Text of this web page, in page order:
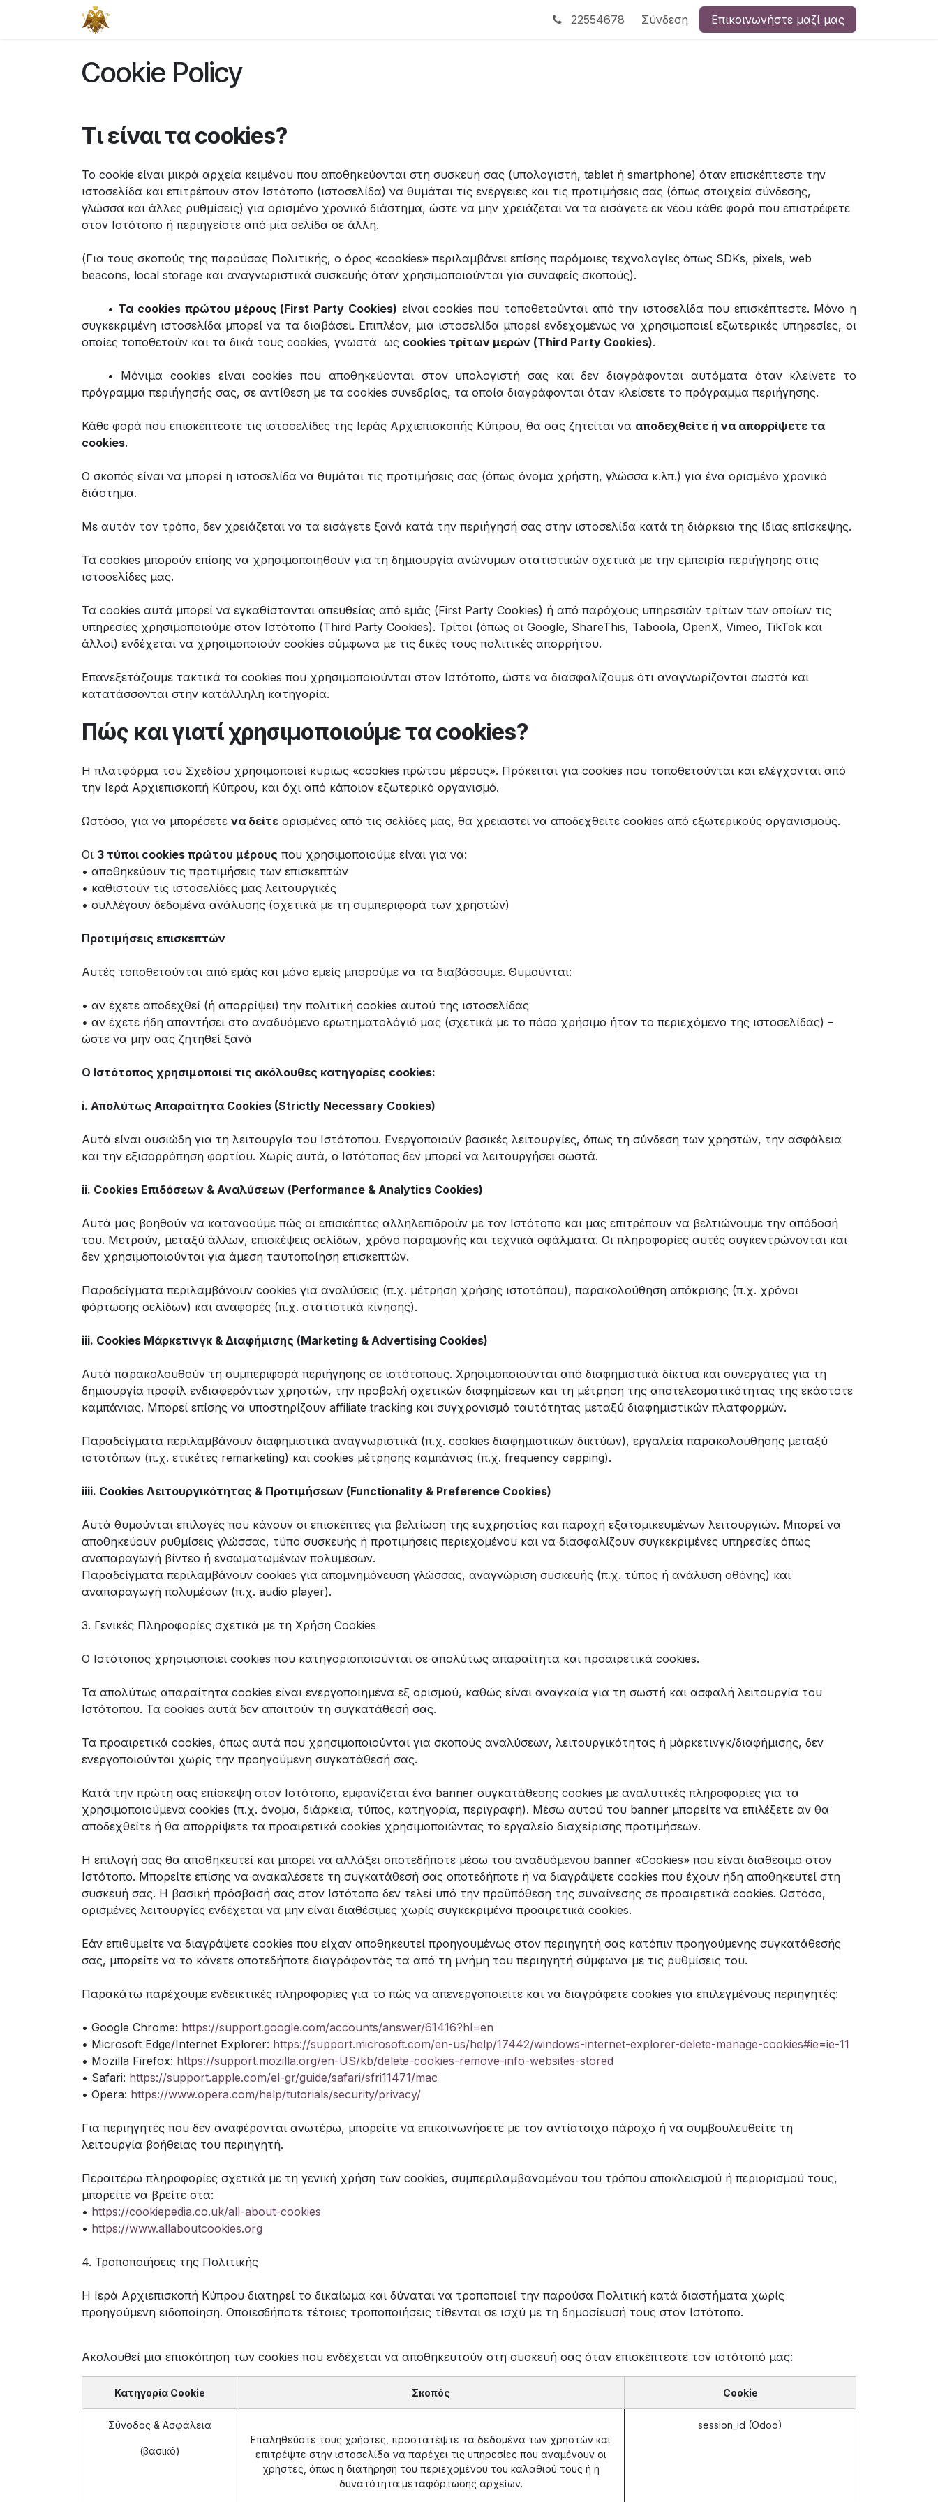
22554678 Σύνδεση Επικοινωνήστε μαζί μας
Cookie Policy
Τι είναι τα cookies?
Το cookie είναι μικρά αρχεία κειμένου που αποθηκεύονται στη συσκευή σας (υπολογιστή, tablet ή smartphone) όταν επισκέπτεστε την
ιστοσελίδα και επιτρέπουν στον Ιστότοπο (ιστοσελίδα) να θυμάται τις ενέργειες και τις προτιμήσεις σας (όπως στοιχεία σύνδεσης,
γλώσσα και άλλες ρυθμίσεις) για ορισμένο χρονικό διάστημα, ώστε να μην χρειάζεται να τα εισάγετε εκ νέου κάθε φορά που επιστρέφετε
στον Ιστότοπο ή περιηγείστε από μία σελίδα σε άλλη.
(Για τους σκοπούς της παρούσας Πολιτικής, ο όρος «cookies» περιλαμβάνει επίσης παρόμοιες τεχνολογίες όπως SDKs, pixels, web
beacons, local storage και αναγνωριστικά συσκευής όταν χρησιμοποιούνται για συναφείς σκοπούς).
​• Τα cookies πρώτου μέρους (First Party Cookies) είναι cookies που τοποθετούνται από την ιστοσελίδα που επισκέπτεστε. Μόνο η
συγκεκριμένη ιστοσελίδα μπορεί να τα διαβάσει. Επιπλέον, μια ιστοσελίδα μπορεί ενδεχομένως να χρησιμοποιεί εξωτερικές υπηρεσίες, οι
οποίες τοποθετούν και τα δικά τους cookies, γνωστά ως cookies τρίτων μερών (Τhird Party Cookies).
​• Μόνιμα cookies είναι cookies που αποθηκεύονται στον υπολογιστή σας και δεν διαγράφονται αυτόματα όταν κλείνετε το
πρόγραμμα περιήγησής σας, σε αντίθεση με τα cookies συνεδρίας, τα οποία διαγράφονται όταν κλείσετε το πρόγραμμα περιήγησης.
Κάθε φορά που επισκέπτεστε τις ιστοσελίδες της Ιεράς Αρχιεπισκοπής Κύπρου, θα σας ζητείται να αποδεχθείτε ή να απορρίψετε τα
cookies.
Ο σκοπός είναι να μπορεί η ιστοσελίδα να θυμάται τις προτιμήσεις σας (όπως όνομα χρήστη, γλώσσα κ.λπ.) για ένα ορισμένο χρονικό
διάστημα.
Με αυτόν τον τρόπο, δεν χρειάζεται να τα εισάγετε ξανά κατά την περιήγησή σας στην ιστοσελίδα κατά τη διάρκεια της ίδιας επίσκεψης.
Τα cookies μπορούν επίσης να χρησιμοποιηθούν για τη δημιουργία ανώνυμων στατιστικών σχετικά με την εμπειρία περιήγησης στις
ιστοσελίδες μας.
Τα cookies αυτά μπορεί να εγκαθίστανται απευθείας από εμάς (First Party Cookies) ή από παρόχους υπηρεσιών τρίτων των οποίων τις
υπηρεσίες χρησιμοποιούμε στον Ιστότοπο (Τhird Party Cookies). Τρίτοι (όπως οι Google, ShareThis, Taboola, OpenX, Vimeo, TikTok και
άλλοι) ενδέχεται να χρησιμοποιούν cookies σύμφωνα με τις δικές τους πολιτικές απορρήτου.
Επανεξετάζουμε τακτικά τα cookies που χρησιμοποιούνται στον Ιστότοπο, ώστε να διασφαλίζουμε ότι αναγνωρίζονται σωστά και
κατατάσσονται στην κατάλληλη κατηγορία.
Πώς και γιατί χρησιμοποιούμε τα cookies?
Η πλατφόρμα του Σχεδίου χρησιμοποιεί κυρίως «cookies πρώτου μέρους». Πρόκειται για cookies που τοποθετούνται και ελέγχονται από
την Ιερά Αρχιεπισκοπή Κύπρου, και όχι από κάποιον εξωτερικό οργανισμό.
Ωστόσο, για να μπορέσετε να δείτε ορισμένες από τις σελίδες μας, θα χρειαστεί να αποδεχθείτε cookies από εξωτερικούς οργανισμούς.
Οι 3 τύποι cookies πρώτου μέρους που χρησιμοποιούμε είναι για να:
• αποθηκεύουν τις προτιμήσεις των επισκεπτών
• καθιστούν τις ιστοσελίδες μας λειτουργικές
• συλλέγουν δεδομένα ανάλυσης (σχετικά με τη συμπεριφορά των χρηστών)
Προτιμήσεις επισκεπτών
Αυτές τοποθετούνται από εμάς και μόνο εμείς μπορούμε να τα διαβάσουμε. Θυμούνται:
• αν έχετε αποδεχθεί (ή απορρίψει) την πολιτική cookies αυτού της ιστοσελίδας
• αν έχετε ήδη απαντήσει στο αναδυόμενο ερωτηματολόγιό μας (σχετικά με το πόσο χρήσιμο ήταν το περιεχόμενο της ιστοσελίδας) –
ώστε να μην σας ζητηθεί ξανά
Ο Ιστότοπος χρησιμοποιεί τις ακόλουθες κατηγορίες cookies:
i. Απολύτως Απαραίτητα Cookies (Strictly Necessary Cookies)
Αυτά είναι ουσιώδη για τη λειτουργία του Ιστότοπου. Ενεργοποιούν βασικές λειτουργίες, όπως τη σύνδεση των χρηστών, την ασφάλεια
και την εξισορρόπηση φορτίου. Χωρίς αυτά, ο Ιστότοπος δεν μπορεί να λειτουργήσει σωστά.
ii. Cookies Επιδόσεων & Αναλύσεων (Performance & Analytics Cookies)
Αυτά μας βοηθούν να κατανοούμε πώς οι επισκέπτες αλληλεπιδρούν με τον Ιστότοπο και μας επιτρέπουν να βελτιώνουμε την απόδοσή
του. Μετρούν, μεταξύ άλλων, επισκέψεις σελίδων, χρόνο παραμονής και τεχνικά σφάλματα. Οι πληροφορίες αυτές συγκεντρώνονται και
δεν χρησιμοποιούνται για άμεση ταυτοποίηση επισκεπτών.
Παραδείγματα περιλαμβάνουν cookies για αναλύσεις (π.χ. μέτρηση χρήσης ιστοτόπου), παρακολούθηση απόκρισης (π.χ. χρόνοι
φόρτωσης σελίδων) και αναφορές (π.χ. στατιστικά κίνησης).
iii. Cookies Μάρκετινγκ & Διαφήμισης (Marketing & Advertising Cookies)
Αυτά παρακολουθούν τη συμπεριφορά περιήγησης σε ιστότοπους. Χρησιμοποιούνται από διαφημιστικά δίκτυα και συνεργάτες για τη
δημιουργία προφίλ ενδιαφερόντων χρηστών, την προβολή σχετικών διαφημίσεων και τη μέτρηση της αποτελεσματικότητας της εκάστοτε
καμπάνιας. Μπορεί επίσης να υποστηρίζουν affiliate tracking και συγχρονισμό ταυτότητας μεταξύ διαφημιστικών πλατφορμών.
Παραδείγματα περιλαμβάνουν διαφημιστικά αναγνωριστικά (π.χ. cookies διαφημιστικών δικτύων), εργαλεία παρακολούθησης μεταξύ
ιστοτόπων (π.χ. ετικέτες remarketing) και cookies μέτρησης καμπάνιας (π.χ. frequency capping).
iiii. Cookies Λειτουργικότητας & Προτιμήσεων (Functionality & Preference Cookies)
Αυτά θυμούνται επιλογές που κάνουν οι επισκέπτες για βελτίωση της ευχρηστίας και παροχή εξατομικευμένων λειτουργιών. Μπορεί να
αποθηκεύουν ρυθμίσεις γλώσσας, τύπο συσκευής ή προτιμήσεις περιεχομένου και να διασφαλίζουν συγκεκριμένες υπηρεσίες όπως
αναπαραγωγή βίντεο ή ενσωματωμένων πολυμέσων.
Παραδείγματα περιλαμβάνουν cookies για απομνημόνευση γλώσσας, αναγνώριση συσκευής (π.χ. τύπος ή ανάλυση οθόνης) και
αναπαραγωγή πολυμέσων (π.χ. audio player).
3. Γενικές Πληροφορίες σχετικά με τη Χρήση Cookies
Ο Ιστότοπος χρησιμοποιεί cookies που κατηγοριοποιούνται σε απολύτως απαραίτητα και προαιρετικά cookies.
Τα απολύτως απαραίτητα cookies είναι ενεργοποιημένα εξ ορισμού, καθώς είναι αναγκαία για τη σωστή και ασφαλή λειτουργία του
Ιστότοπου. Τα cookies αυτά δεν απαιτούν τη συγκατάθεσή σας.
Τα προαιρετικά cookies, όπως αυτά που χρησιμοποιούνται για σκοπούς αναλύσεων, λειτουργικότητας ή μάρκετινγκ/διαφήμισης, δεν
ενεργοποιούνται χωρίς την προηγούμενη συγκατάθεσή σας.
Κατά την πρώτη σας επίσκεψη στον Ιστότοπο, εμφανίζεται ένα banner συγκατάθεσης cookies με αναλυτικές πληροφορίες για τα
χρησιμοποιούμενα cookies (π.χ. όνομα, διάρκεια, τύπος, κατηγορία, περιγραφή). Μέσω αυτού του banner μπορείτε να επιλέξετε αν θα
αποδεχθείτε ή θα απορρίψετε τα προαιρετικά cookies χρησιμοποιώντας το εργαλείο διαχείρισης προτιμήσεων.
Η επιλογή σας θα αποθηκευτεί και μπορεί να αλλάξει οποτεδήποτε μέσω του αναδυόμενου banner «Cookies» που είναι διαθέσιμο στον
Ιστότοπο. Μπορείτε επίσης να ανακαλέσετε τη συγκατάθεσή σας οποτεδήποτε ή να διαγράψετε cookies που έχουν ήδη αποθηκευτεί στη
συσκευή σας. Η βασική πρόσβασή σας στον Ιστότοπο δεν τελεί υπό την προϋπόθεση της συναίνεσης σε προαιρετικά cookies. Ωστόσο,
ορισμένες λειτουργίες ενδέχεται να μην είναι διαθέσιμες χωρίς συγκεκριμένα προαιρετικά cookies.
Εάν επιθυμείτε να διαγράψετε cookies που είχαν αποθηκευτεί προηγουμένως στον περιηγητή σας κατόπιν προηγούμενης συγκατάθεσής
σας, μπορείτε να το κάνετε οποτεδήποτε διαγράφοντάς τα από τη μνήμη του περιηγητή σύμφωνα με τις ρυθμίσεις του.
Παρακάτω παρέχουμε ενδεικτικές πληροφορίες για το πώς να απενεργοποιείτε και να διαγράφετε cookies για επιλεγμένους περιηγητές:
• Google Chrome: https://support.google.com/accounts/answer/61416?hl=en
• Microsoft Edge/Internet Explorer: https://support.microsoft.com/en-us/help/17442/windows-internet-explorer-delete-manage-cookies#ie=ie-11
• Mozilla Firefox: https://support.mozilla.org/en-US/kb/delete-cookies-remove-info-websites-stored
• Safari: https://support.apple.com/el-gr/guide/safari/sfri11471/mac
• Opera: https://www.opera.com/help/tutorials/security/privacy/
Για περιηγητές που δεν αναφέρονται ανωτέρω, μπορείτε να επικοινωνήσετε με τον αντίστοιχο πάροχο ή να συμβουλευθείτε τη
λειτουργία βοήθειας του περιηγητή.
Περαιτέρω πληροφορίες σχετικά με τη γενική χρήση των cookies, συμπεριλαμβανομένου του τρόπου αποκλεισμού ή περιορισμού τους,
μπορείτε να βρείτε στα:
• https://cookiepedia.co.uk/all-about-cookies
• https://www.allaboutcookies.org
4. Τροποποιήσεις της Πολιτικής
Η Ιερά Αρχιεπισκοπή Κύπρου διατηρεί το δικαίωμα και δύναται να τροποποιεί την παρούσα Πολιτική κατά διαστήματα χωρίς
προηγούμενη ειδοποίηση. Οποιεσδήποτε τέτοιες τροποποιήσεις τίθενται σε ισχύ με τη δημοσίευσή τους στον Ιστότοπο.
Ακολουθεί μια επισκόπηση των cookies που ενδέχεται να αποθηκευτούν στη συσκευή σας όταν επισκέπτεστε τον ιστότοπό μας:
Κατηγορία Cookie Σκοπός Cookie
Σύνοδος & Ασφάλεια
(βασικό)
Επαληθεύστε τους χρήστες, προστατέψτε τα δεδομένα των χρηστών και
επιτρέψτε στην ιστοσελίδα να παρέχει τις υπηρεσίες που αναμένουν οι
χρήστες, όπως η διατήρηση του περιεχομένου του καλαθιού τους ή η
δυνατότητα μεταφόρτωσης αρχείων.
session_id (Odoo)